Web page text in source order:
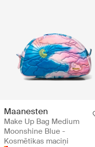
Maanesten
Make Up Bag Medium
Moonshine Blue -
Kosmētikas maciņi